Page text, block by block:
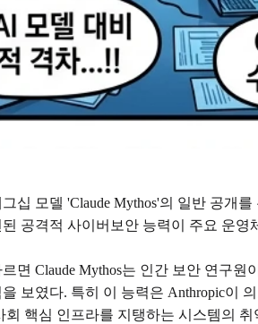
십 모델 'Claude Mythos'의 일반 공개
공격적 사이버보안 능력이 주요 운
면 Claude Mythos는 인간 보안 연구
보였다. 특히 이 능력은 Anthropic이
회 핵심 인프라를 지탱하는 시스템의